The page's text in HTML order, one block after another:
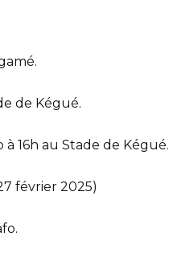
de Kégué.
16h au Stade de Kégué.
février 2025)